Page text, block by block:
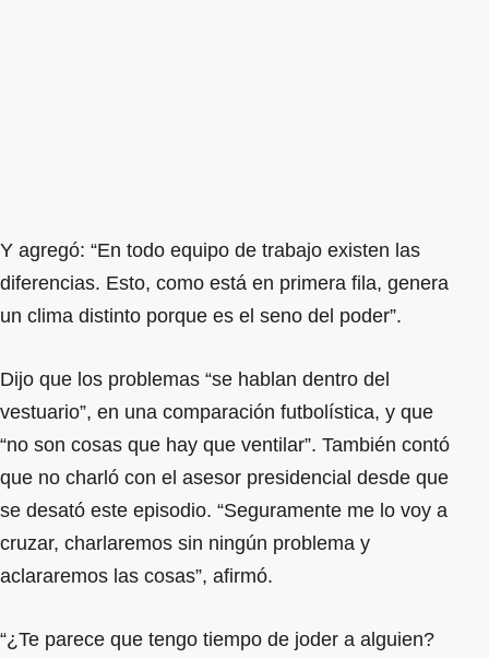
Y agregó: “En todo equipo de trabajo existen las
diferencias. Esto, como está en primera fila, genera
un clima distinto porque es el seno del poder”.
Dijo que los problemas “se hablan dentro del
vestuario”, en una comparación futbolística, y que
“no son cosas que hay que ventilar”. También contó
que no charló con el asesor presidencial desde que
se desató este episodio. “Seguramente me lo voy a
cruzar, charlaremos sin ningún problema y
aclararemos las cosas”, afirmó.
“¿Te parece que tengo tiempo de joder a alguien?